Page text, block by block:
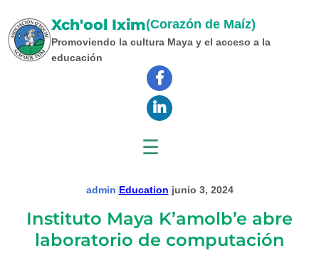
contenido
Xch'ool Ixim(Corazón de Maíz)
Promoviendo la cultura Maya y el acceso a la
educación
☰
admin Education junio 3, 2024
Instituto Maya K’amolb’e abre
laboratorio de computación